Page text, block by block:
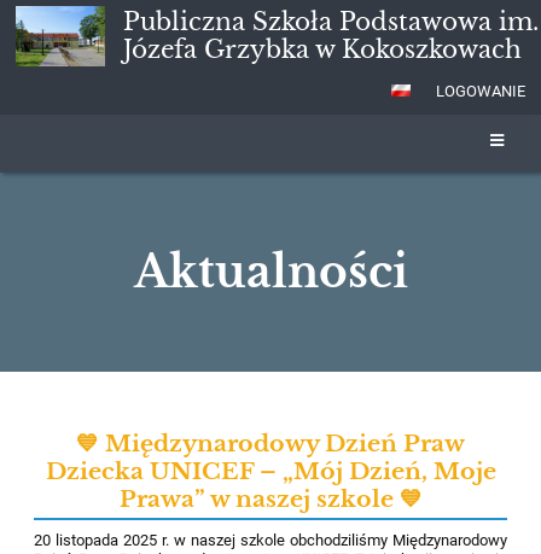
Publiczna Szkoła Podstawowa im.
Józefa Grzybka w Kokoszkowach
LOGOWANIE
Aktualności
💙 Międzynarodowy Dzień Praw
Dziecka UNICEF – „Mój Dzień, Moje
Prawa” w naszej szkole 💙
20 listopada 2025 r. w naszej szkole obchodziliśmy Międzynarodowy